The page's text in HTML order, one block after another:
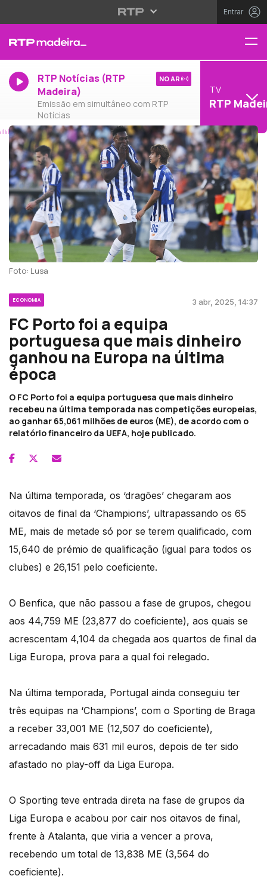
Entrar
RTP Notícias (RTP
Madeira)
Emissão em simultâneo com RTP
Notícias
NO AR
TV
RTP
Foto: Lusa
ECONOMIA 3 abr, 2025, 14:37
FC Porto foi a equipa
portuguesa que mais dinheiro
ganhou na Europa na última
época
O FC Porto foi a equipa portuguesa que mais dinheiro
recebeu na última temporada nas competições europeias,
ao ganhar 65,061 milhões de euros (ME), de acordo com o
relatório financeiro da UEFA, hoje publicado.
Na última temporada, os ‘dragões’ chegaram aos
oitavos de final da ‘Champions’, ultrapassando os 65
ME, mais de metade só por se terem qualificado, com
15,640 de prémio de qualificação (igual para todos os
clubes) e 26,151 pelo coeficiente.
O Benfica, que não passou a fase de grupos, chegou
aos 44,759 ME (23,877 do coeficiente), aos quais se
acrescentam 4,104 da chegada aos quartos de final da
Liga Europa, prova para a qual foi relegado.
Na última temporada, Portugal ainda conseguiu ter
três equipas na ‘Champions’, com o Sporting de Braga
a receber 33,001 ME (12,507 do coeficiente),
arrecadando mais 631 mil euros, depois de ter sido
afastado no play-off da Liga Europa.
O Sporting teve entrada direta na fase de grupos da
Liga Europa e acabou por cair nos oitavos de final,
frente à Atalanta, que viria a vencer a prova,
recebendo um total de 13,838 ME (3,564 do
coeficiente).